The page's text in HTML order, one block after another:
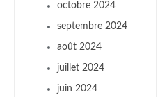
octobre 2024
septembre 2024
août 2024
juillet 2024
juin 2024